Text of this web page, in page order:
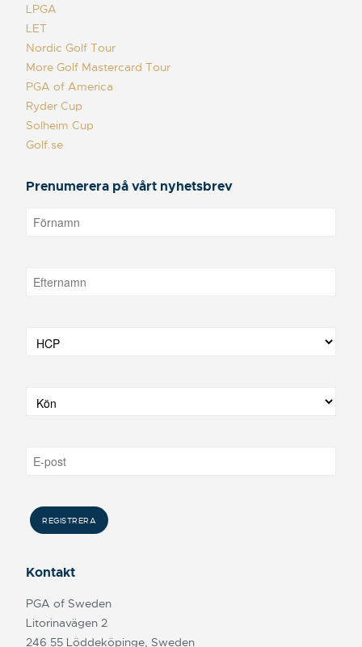
LPGA
LET
Nordic Golf Tour
More Golf Mastercard Tour
PGA of America
Ryder Cup
Solheim Cup
Golf.se
Prenumerera på vårt nyhetsbrev
Kontakt
PGA of Sweden
Litorinavägen 2
246 55 Löddeköpinge, Sweden